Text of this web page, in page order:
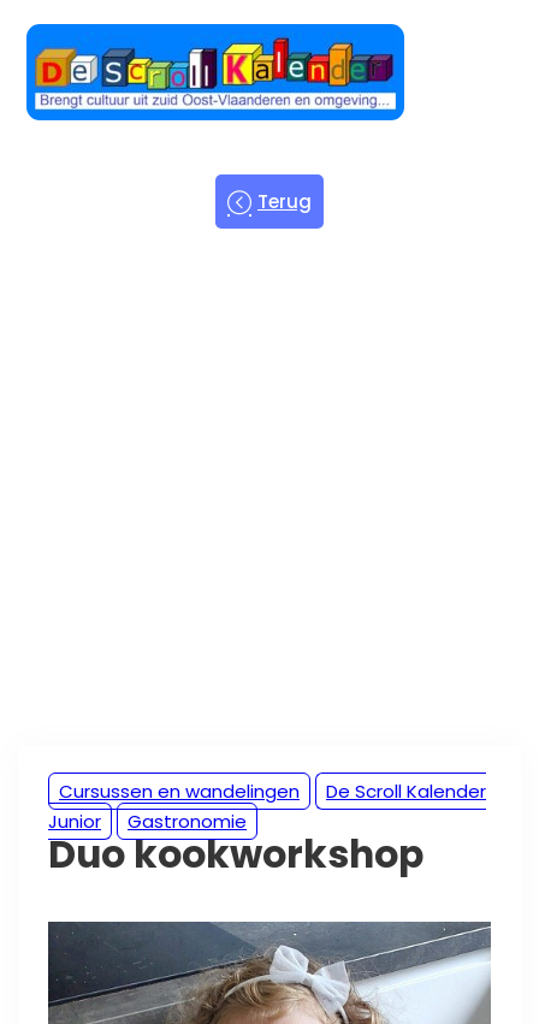
Terug
Cursussen en wandelingen
De Scroll Kalender
Junior
Gastronomie
Duo kookworkshop